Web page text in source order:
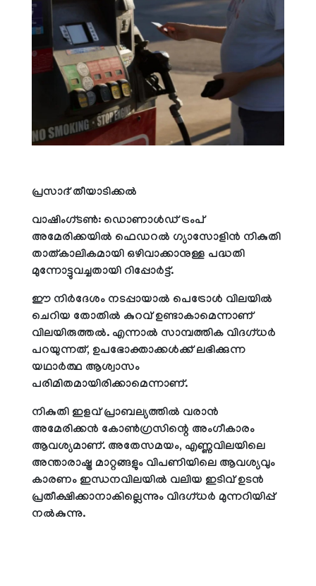
പ്രസാദ് തീയാടിക്കല്‍
വാഷിംഗ്ടണ്‍: ഡൊണാള്‍ഡ് ട്രംപ്
അമേരിക്കയില്‍ ഫെഡറല്‍ ഗ്യാസോളിന്‍ നികുതി
താത്കാലികമായി ഒഴിവാക്കാനുള്ള പദ്ധതി
മുന്നോട്ടുവച്ചതായി റിപ്പോര്‍ട്ട്.
ഈ നിര്‍ദേശം നടപ്പായാല്‍ പെട്രോള്‍ വിലയില്‍
ചെറിയ തോതില്‍ കുറവ് ഉണ്ടാകാമെന്നാണ്
വിലയിരുത്തല്‍. എന്നാല്‍ സാമ്പത്തിക വിദഗ്ധര്‍
പറയുന്നത്, ഉപഭോക്താക്കള്‍ക്ക് ലഭിക്കുന്ന
യഥാര്‍ത്ഥ ആശ്വാസം
പരിമിതമായിരിക്കാമെന്നാണ്.
നികുതി ഇളവ് പ്രാബല്യത്തില്‍ വരാന്‍
അമേരിക്കന്‍ കോണ്‍ഗ്രസിന്റെ അംഗീകാരം
ആവശ്യമാണ്. അതേസമയം, എണ്ണവിലയിലെ
അന്താരാഷ്ട്ര മാറ്റങ്ങളും വിപണിയിലെ ആവശ്യവും
കാരണം ഇന്ധനവിലയില്‍ വലിയ ഇടിവ് ഉടന്‍
പ്രതീക്ഷിക്കാനാകില്ലെന്നും വിദഗ്ധര്‍ മുന്നറിയിപ്പ്
നല്‍കുന്നു.